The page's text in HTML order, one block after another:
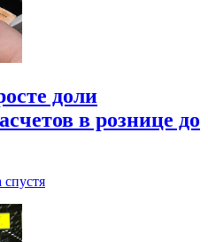
доли
в рознице до
спустя